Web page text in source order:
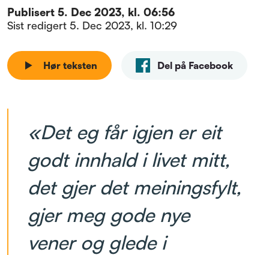
Publisert 5. Dec 2023, kl. 06:56
Sist redigert 5. Dec 2023, kl. 10:29
Hør teksten Del på Facebook
«Det eg får igjen er eit
godt innhald i livet mitt,
det gjer det meiningsfylt,
gjer meg gode nye
vener og glede i